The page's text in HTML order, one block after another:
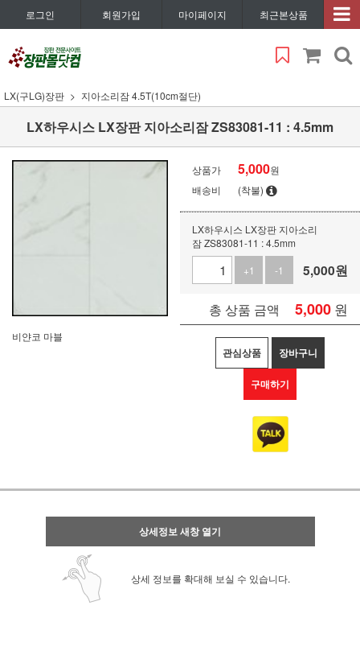
로그인 회원가입 마이페이지 최근본상품
LX(구LG)장판 지아소리잠 4.5T(10cm절단)
LX하우시스 LX장판 지아소리잠 ZS83081-11 : 4.5mm
비얀코 마블
상품가 5,000원
배송비
(착불)
LX하우시스 LX장판 지아소리
잠 ZS83081-11 : 4.5mm
+1
-1 5,000원
총 상품 금액 5,000 원
관심상품 장바구니
구매하기
상세정보 새창 열기
상세 정보를 확대해 보실 수 있습니다.